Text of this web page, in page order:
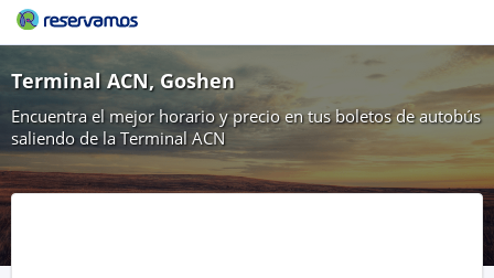
Terminal ACN, Goshen
Encuentra el mejor horario y precio en tus boletos de autobús
saliendo de la Terminal ACN